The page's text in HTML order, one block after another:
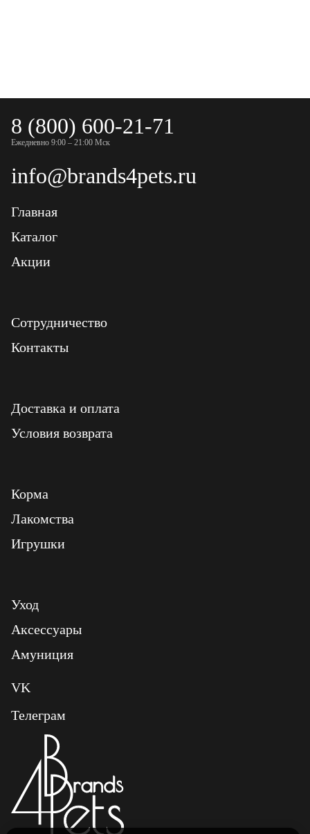
8 (800) 600-21-71
Ежедневно 9:00 – 21:00 Мск
info@brands4pets.ru
Главная
Каталог
Акции
Сотрудничество
Контакты
Доставка и оплата
Условия возврата
Корма
Лакомства
Игрушки
Уход
Аксессуары
Амуниция
VK
Телеграм